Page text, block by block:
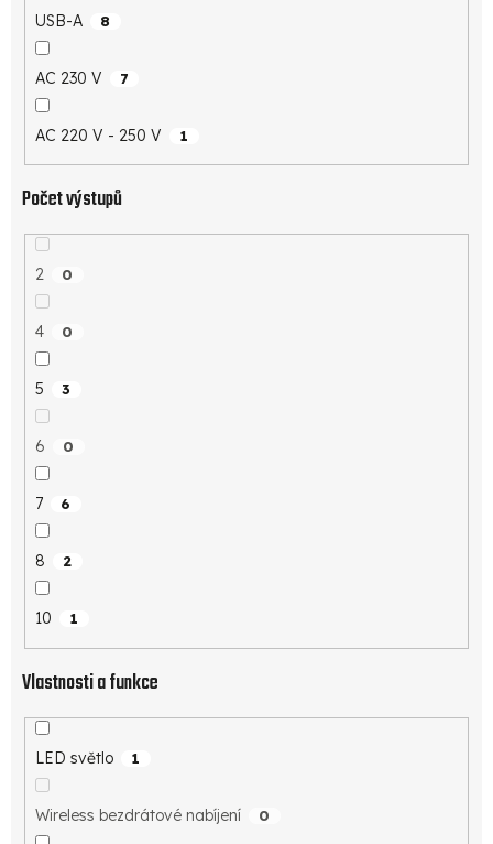
USB-A 8
AC 230 V 7
AC 220 V - 250 V 1
Počet výstupů
2 0
4 0
5 3
6 0
7 6
8 2
10 1
Vlastnosti a funkce
LED světlo 1
Wireless bezdrátové nabíjení 0